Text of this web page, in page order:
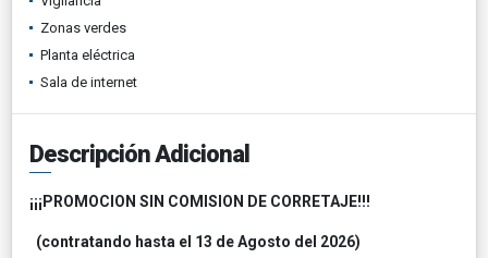
Zonas verdes
Planta eléctrica
Sala de internet
Descripción Adicional
¡¡¡PROMOCION SIN COMISION DE CORRETAJE!!!
(contratando hasta el 13 de Agosto del 2026)